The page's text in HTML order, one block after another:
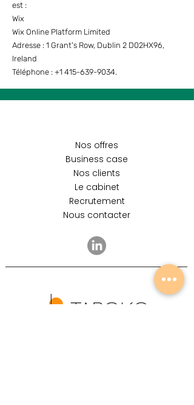
est :
Wix
Wix Online Platform Limited
Adresse : 1 Grant's Row, Dublin 2 D02HX96,
Ireland
Téléphone : +1 415-639-9034.
Nos offres
Business case
Nos clients
Le cabinet
Recrutement
Nous contacter